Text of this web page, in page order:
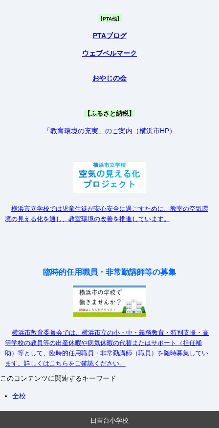
【PTA他】
PTAブログ
ウェブベルマーク
おやじの会
【ふるさと納税】
「教育環境の充実」のご案内（横浜市HP）
横浜市立学校では児童生徒が安心安全に過ごすために、教室の空気環
境の見える化を通し、教室環境の改善を推進しています。
臨時的任用職員・非常勤講師等の募集
横浜市教育委員会では、横浜市立の小・中・義務教育・特別支援・高
等学校の教員等の出産休暇や病気休暇の代替またはサポート（担任補
助）等として、臨時的任用職員・非常勤講師（職員）を随時募集してい
ます。詳しくはこちらをご確認ください。
このコンテンツに関連するキーワード
全校
日吉台小学校